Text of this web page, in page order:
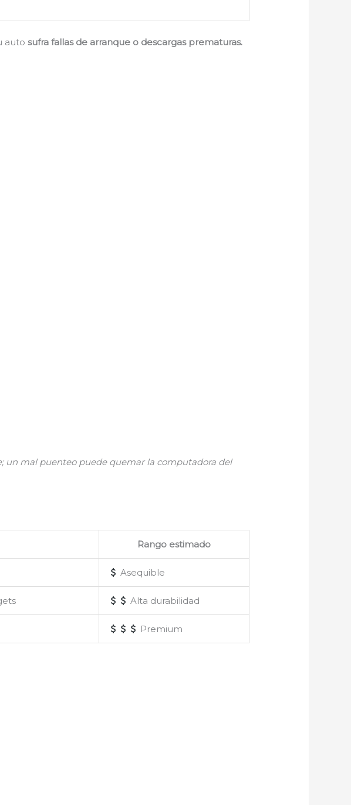
autosufra fallas de arranque o descargas prematuras.
un mal puenteo puede quemar la computadora del
Rango estimado
Asequible
Alta durabilidad
Premium